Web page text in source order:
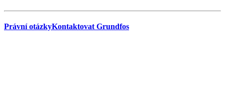
Právní otázkyKontaktovat Grundfos